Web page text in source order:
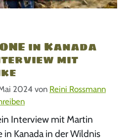
in Kanada
mit
2024von Reini Rossmann
Interview mit Martin
in Kanada in der Wildnis